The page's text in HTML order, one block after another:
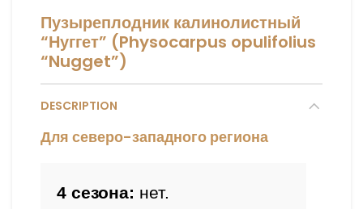
Пузыреплодник калинолистный
“Нуггет” (Physocarpus opulifolius
“Nugget”)
DESCRIPTION
Для северо-западного региона
4 сезона: нет.